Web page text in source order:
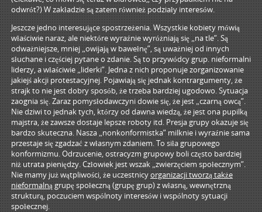
odwrót?) W zakładzie są zatem również podziały interesów.
Jeszcze jedno interesujące spostrzeżenia. Wszystkie kobiety mówią
właściwie naraz, ale niektóre wyraźnie wyróżniają się „na tle”. Są
odważniejsze, mniej „owijają w bawełnę”, są uważniej od innych
słuchane i częściej pytane o zdanie. Są to przywódcy grup. nieformalni
liderzy, a właściwie „liderki”. Jedna z nich proponuje zorganizowanie
jakiejś akcji protestacyjnej. Pojawiają się jednak kontrargumenty, że
strajk to nie jest dobry sposób, że trzeba bardziej ugodowo. Sytuacja
zaognia się. Zaraz pomysłodawczyni dowie się, że jest „czarną owcą”.
Nie dziwi to jednak tych, którzy od dawna wiedzą, że jest ona pupilką
majstra, że zawsze dostaje lepsze roboty itd. Presja grupy okazuje się
bardzo skuteczna. Nasza „nonkonformistka” milknie i wyraźnie sama
przestaje się zgadzać z własnym zdaniem. To siła grupowego
konformizmu. Odrzucenie, ostracyzm grupowy boli często bardziej
niż utrata pieniędzy. Człowiek jest wszak „zwierzęciem społecznym”.
Nie mamy już wątpliwości, że uczestnicyorganizacji tworzą także
nieformalnągrupę społeczną (grupę grup) z własną, wewnętrzną
strukturą, poczuciem wspólnoty interesów i wspólnoty sytuacji
społecznej.